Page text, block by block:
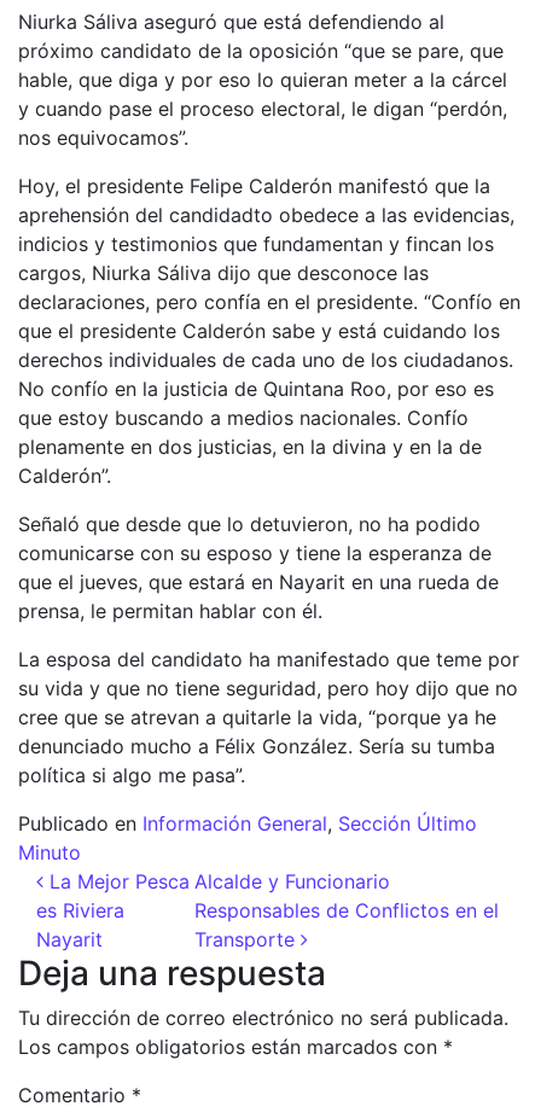
Niurka Sáliva aseguró que está defendiendo al
próximo candidato de la oposición “que se pare, que
hable, que diga y por eso lo quieran meter a la cárcel
y cuando pase el proceso electoral, le digan “perdón,
nos equivocamos”.
Hoy, el presidente Felipe Calderón manifestó que la
aprehensión del candidadto obedece a las evidencias,
indicios y testimonios que fundamentan y fincan los
cargos, Niurka Sáliva dijo que desconoce las
declaraciones, pero confía en el presidente. “Confío en
que el presidente Calderón sabe y está cuidando los
derechos individuales de cada uno de los ciudadanos.
No confío en la justicia de Quintana Roo, por eso es
que estoy buscando a medios nacionales. Confío
plenamente en dos justicias, en la divina y en la de
Calderón”.
Señaló que desde que lo detuvieron, no ha podido
comunicarse con su esposo y tiene la esperanza de
que el jueves, que estará en Nayarit en una rueda de
prensa, le permitan hablar con él.
La esposa del candidato ha manifestado que teme por
su vida y que no tiene seguridad, pero hoy dijo que no
cree que se atrevan a quitarle la vida, “porque ya he
denunciado mucho a Félix González. Sería su tumba
política si algo me pasa”.
Publicado en Información General, Sección Último
Minuto
Navegación de entradas
La Mejor Pesca
es Riviera
Nayarit
Alcalde y Funcionario
Responsables de Conflictos en el
Transporte
Deja una respuesta
Tu dirección de correo electrónico no será publicada.
Los campos obligatorios están marcados con *
Comentario *